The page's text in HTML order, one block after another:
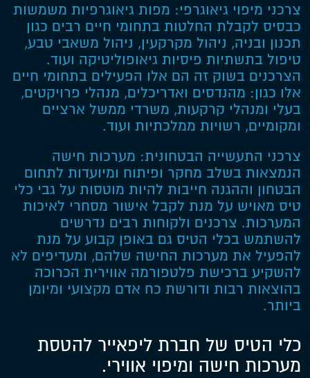
צרכני מיפוי גיאוגרפי: מפות גיאוגרפיות משמשות
כבסיס לקבלת החלטות בתחומי חיים רבים כגון
תכנון ובניה, ניהול מקרקעין, ניהול משאבי טבע,
טיפול בתשתיות פיסיות גיאופוליטיקה ועוד.
הצרכנים בשוק זה הם אלו הפעילים בתחומי חיים
אלו כגון: מהנדסים ואדריכלים, מנהלי פרויקטים,
בעלי ומנהלי קרקעות, משרדי ממשל ארציים
ומקומיים, רשויות ממלכתיות ועוד.
צרכני התעשייה הבטחונית: מערכות חישה
הנמצאות בשלב מחקר ופיתוח ומיועדות לתחום
הבטחון וההגנה חייבות להיות מוטסות על גבי כלי
טיס מאויש על מנת לקבל אישור מסחרי לאיכות
המערכות. צרכנים ולקוחות רבים נדרשים
להשתמש בכלי הטיס גם באופן קבוע על מנת
להפעיל את מערכות החישה שלהם, ומעדיפים לא
להשקיע ברכישת פלטפורמה אווירית הכרוכה
בהוצאות רבות ודורשת כח אדם מקצועי ומיומן
ביותר.
כלי הטיס של חברת ליפאייר להטסת
מערכות חישה ומיפוי אווירי.